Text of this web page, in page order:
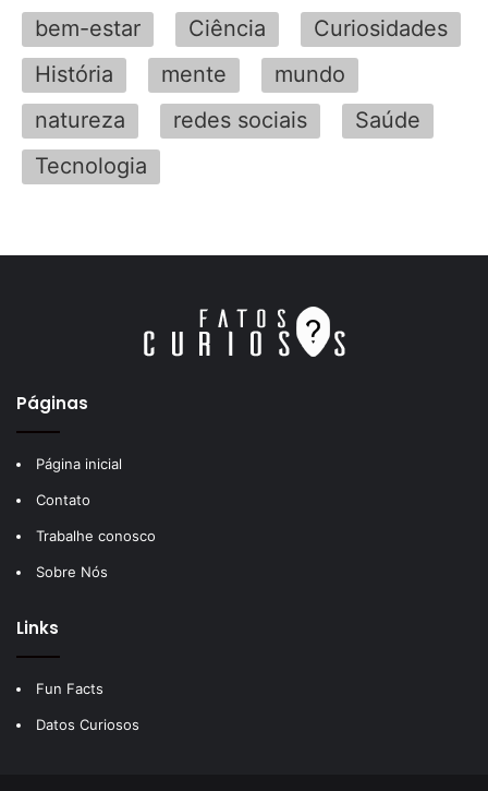
bem-estar Ciência
Curiosidades
História
mente
mundo
natureza
redes sociais
Saúde
Tecnologia
Páginas
Página inicial
Contato
Trabalhe conosco
Sobre Nós
Links
Fun Facts
Datos Curiosos